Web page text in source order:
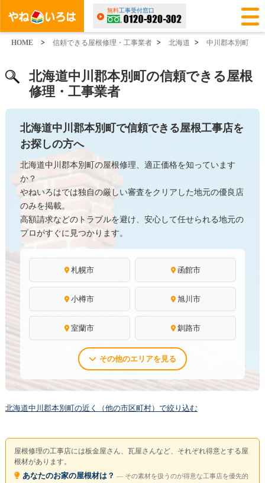
無料工事受付窓口
HOME > 信頼できる屋根修理・工事業者 > 北海道 > 中川郡本別町
北海道中川郡本別町の信頼できる屋根
修理・工事業者
北海道中川郡本別町で信頼できる屋根工事店を
お探しの方へ
北海道中川郡本別町の屋根修理、適正価格を知っています
か？
やねいろはでは独自の厳しい審査をクリアした地元の優良店
のみを掲載。
高額請求などのトラブルを避け、安心して任せられる地元の
プロがすぐに見つかります。
札幌市 函館市
小樽市 旭川市
室蘭市 釧路市
その他のエリアを見る
北海道中川郡本別町の近く（他の市区町村）で絞り込む
屋根修理の工事店には板金屋さん、瓦屋さんなど、それぞれ得意とする屋
根材があります。
あなたのお家の屋根材は？ ― その素材を扱うのが得意な工事店を優先的